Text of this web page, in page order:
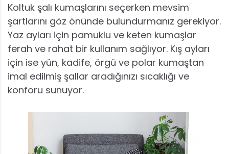
Koltuk şalı kumaşlarını seçerken mevsim
şartlarını göz önünde bulundurmanız gerekiyor.
Yaz ayları için pamuklu ve keten kumaşlar
ferah ve rahat bir kullanım sağlıyor. Kış ayları
için ise yün, kadife, örgü ve polar kumaştan
imal edilmiş şallar aradığınızı sıcaklığı ve
konforu sunuyor.